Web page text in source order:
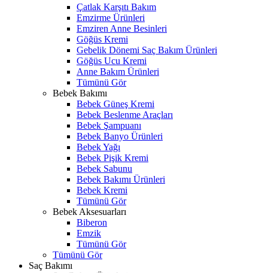
Çatlak Karşıtı Bakım
Emzirme Ürünleri
Emziren Anne Besinleri
Göğüs Kremi
Gebelik Dönemi Saç Bakım Ürünleri
Göğüs Ucu Kremi
Anne Bakım Ürünleri
Tümünü Gör
Bebek Bakımı
Bebek Güneş Kremi
Bebek Beslenme Araçları
Bebek Şampuanı
Bebek Banyo Ürünleri
Bebek Yağı
Bebek Pişik Kremi
Bebek Sabunu
Bebek Bakımı Ürünleri
Bebek Kremi
Tümünü Gör
Bebek Aksesuarları
Biberon
Emzik
Tümünü Gör
Tümünü Gör
Saç Bakımı